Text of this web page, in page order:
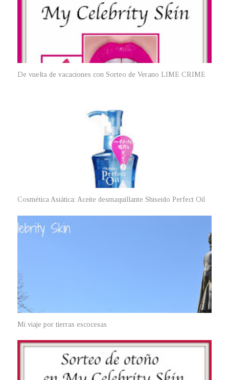
De vuelta de vacaciones con Sorteo de Verano LIME CRIME
Cosmética Asiática: Aceite desmaquillante Shiseido Perfect Oil
Mi viaje por tierras escocesas